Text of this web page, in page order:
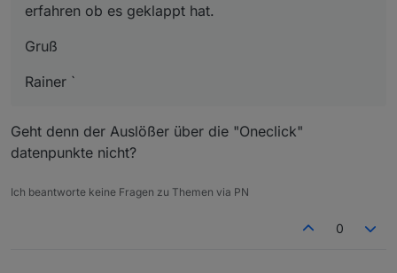
erfahren ob es geklappt hat.
Gruß
Rainer `
Geht denn der Auslößer über die "Oneclick"
datenpunkte nicht?
Ich beantworte keine Fragen zu Themen via PN
0